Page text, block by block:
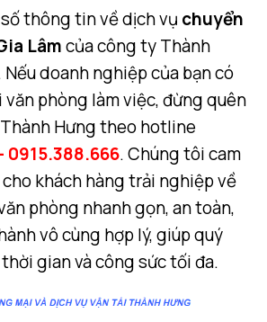
thông tin về dịch vụ chuyển
Lâmcủa công ty Thành
doanh nghiệp của bạn có
văn phòng làm việc, đừng quên
Hưng theo hotline
0915.388.666. Chúng tôi cam
khách hàng trải nghiệp về
phòng nhanh gọn, an toàn,
vô cùng hợp lý, giúp quý
gian và công sức tối đa.